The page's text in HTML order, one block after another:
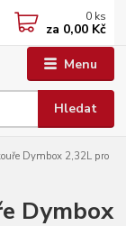
Menu
Hledat
0 ks
za 0,00 Kč
Dymbox 2,32L pro
Dymbox